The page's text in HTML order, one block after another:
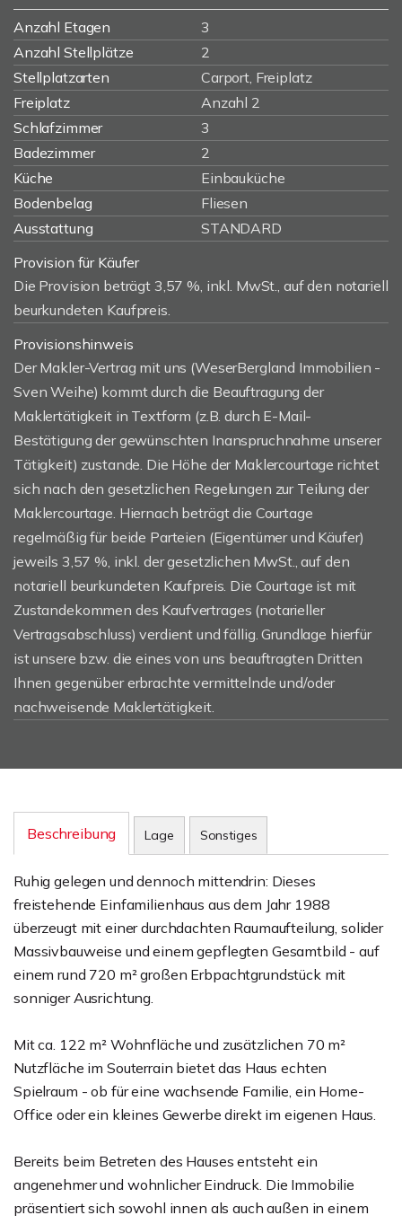
Anzahl Etagen
3
Anzahl Stellplätze
2
Stellplatzarten
Carport, Freiplatz
Freiplatz
Anzahl 2
Schlafzimmer
3
Badezimmer
2
Küche
Einbauküche
Bodenbelag
Fliesen
Ausstattung
STANDARD
Provision für Käufer
Die Provision beträgt 3,57 %, inkl. MwSt., auf den notariell
beurkundeten Kaufpreis.
Provisionshinweis
Der Makler-Vertrag mit uns (WeserBergland Immobilien -
Sven Weihe) kommt durch die Beauftragung der
Maklertätigkeit in Textform (z.B. durch E-Mail-
Bestätigung der gewünschten Inanspruchnahme unserer
Tätigkeit) zustande. Die Höhe der Maklercourtage richtet
sich nach den gesetzlichen Regelungen zur Teilung der
Maklercourtage. Hiernach beträgt die Courtage
regelmäßig für beide Parteien (Eigentümer und Käufer)
jeweils 3,57 %, inkl. der gesetzlichen MwSt., auf den
notariell beurkundeten Kaufpreis. Die Courtage ist mit
Zustandekommen des Kaufvertrages (notarieller
Vertragsabschluss) verdient und fällig. Grundlage hierfür
ist unsere bzw. die eines von uns beauftragten Dritten
Ihnen gegenüber erbrachte vermittelnde und/oder
nachweisende Maklertätigkeit.
Beschreibung Lage Sonstiges
Ruhig gelegen und dennoch mittendrin: Dieses
freistehende Einfamilienhaus aus dem Jahr 1988
überzeugt mit einer durchdachten Raumaufteilung, solider
Massivbauweise und einem gepflegten Gesamtbild - auf
einem rund 720 m² großen Erbpachtgrundstück mit
sonniger Ausrichtung.
Mit ca. 122 m² Wohnfläche und zusätzlichen 70 m²
Nutzfläche im Souterrain bietet das Haus echten
Spielraum - ob für eine wachsende Familie, ein Home-
Office oder ein kleines Gewerbe direkt im eigenen Haus.
Bereits beim Betreten des Hauses entsteht ein
angenehmer und wohnlicher Eindruck. Die Immobilie
präsentiert sich sowohl innen als auch außen in einem